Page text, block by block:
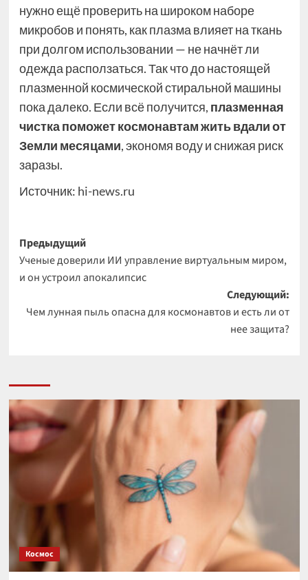
нужно ещё проверить на широком наборе
микробов и понять, как плазма влияет на ткань
при долгом использовании — не начнёт ли
одежда расползаться. Так что до настоящей
плазменной космической стиральной машины
пока далеко. Если всё получится, плазменная
чистка поможет космонавтам жить вдали от
Земли месяцами, экономя воду и снижая риск
заразы.
Источник: hi-news.ru
Навигация
записи
Предыдущий
Ученые доверили ИИ управление виртуальным миром,
и он устроил апокалипсис
Следующий:
Чем лунная пыль опасна для космонавтов и есть ли от
нее защита?
Космос